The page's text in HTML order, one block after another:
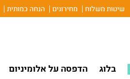
שיטות משלוח מחירונים הנחה כמותית
בלוג הדפסה על אלומיניום